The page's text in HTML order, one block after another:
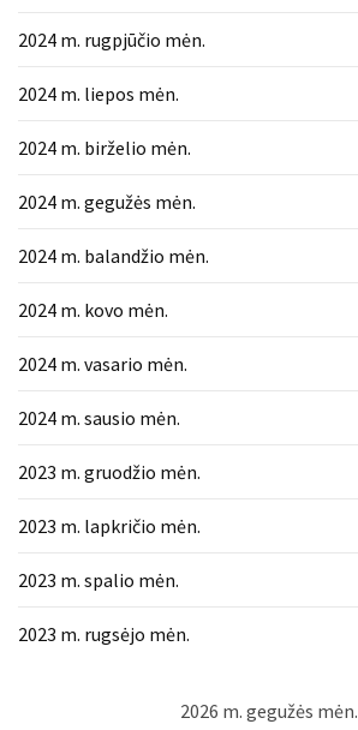
(12)
Ekologija
2024 m. rugpjūčio mėn.
2024 m. liepos mėn.
2024 m. birželio mėn.
2024 m. gegužės mėn.
2024 m. balandžio mėn.
2024 m. kovo mėn.
2024 m. vasario mėn.
2024 m. sausio mėn.
2023 m. gruodžio mėn.
2023 m. lapkričio mėn.
2023 m. spalio mėn.
2023 m. rugsėjo mėn.
2026 m. gegužės mėn.